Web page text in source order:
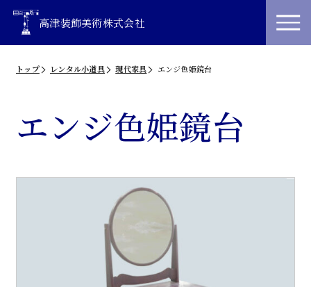
高津装飾美術株式会社
トップ レンタル小道具 現代家具 エンジ色姫鏡台
エンジ色姫鏡台